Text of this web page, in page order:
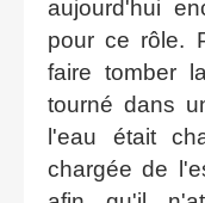
aujourd'hui
pour ce rôle.
faire tomber
tourné dans
l'eau était
chargée de